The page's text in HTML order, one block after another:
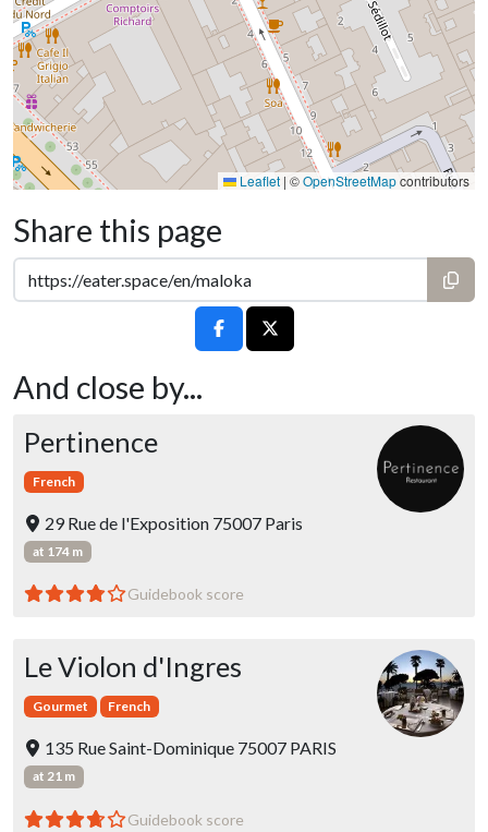
Leaflet | ©OpenStreetMapcontributors
Share this page
And close by...
Pertinence
French
29 Rue de l'Exposition 75007 Paris
at 174 m
Guidebook score
Le Violon d'Ingres
Gourmet French
135 Rue Saint-Dominique 75007 PARIS
at 21 m
Guidebook score